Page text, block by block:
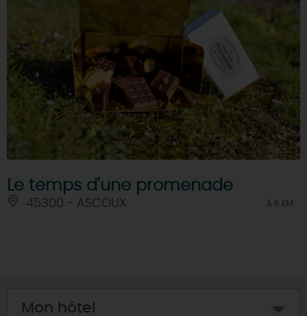
Le temps d'une promenade
45300 - ASCOUX À 6 KM
Mon hôtel